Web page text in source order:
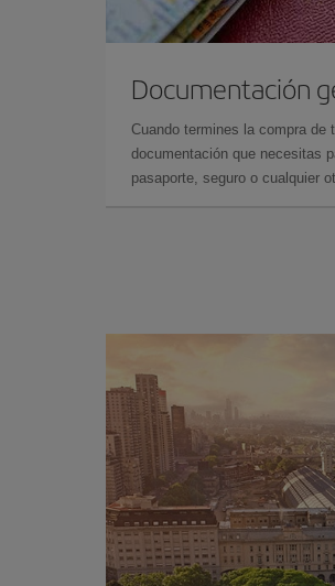
Documentación
Cuando termines la compra de
documentación que necesitas
pasaporte, seguro o cualquier